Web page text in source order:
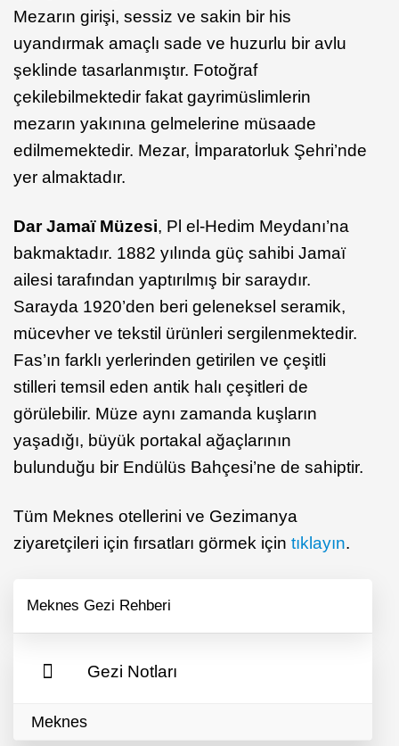
Mezarın girişi, sessiz ve sakin bir his
uyandırmak amaçlı sade ve huzurlu bir avlu
şeklinde tasarlanmıştır. Fotoğraf
çekilebilmektedir fakat gayrimüslimlerin
mezarın yakınına gelmelerine müsaade
edilmemektedir. Mezar, İmparatorluk Şehri’nde
yer almaktadır.
Dar Jamaï Müzesi, Pl el-Hedim Meydanı’na
bakmaktadır. 1882 yılında güç sahibi Jamaï
ailesi tarafından yaptırılmış bir saraydır.
Sarayda 1920’den beri geleneksel seramik,
mücevher ve tekstil ürünleri sergilenmektedir.
Fas’ın farklı yerlerinden getirilen ve çeşitli
stilleri temsil eden antik halı çeşitleri de
görülebilir. Müze aynı zamanda kuşların
yaşadığı, büyük portakal ağaçlarının
bulunduğu bir Endülüs Bahçesi’ne de sahiptir.
Tüm Meknes otellerini ve Gezimanya
ziyaretçileri için fırsatları görmek için tıklayın.
Meknes Gezi Rehberi
Gezi Notları
Meknes